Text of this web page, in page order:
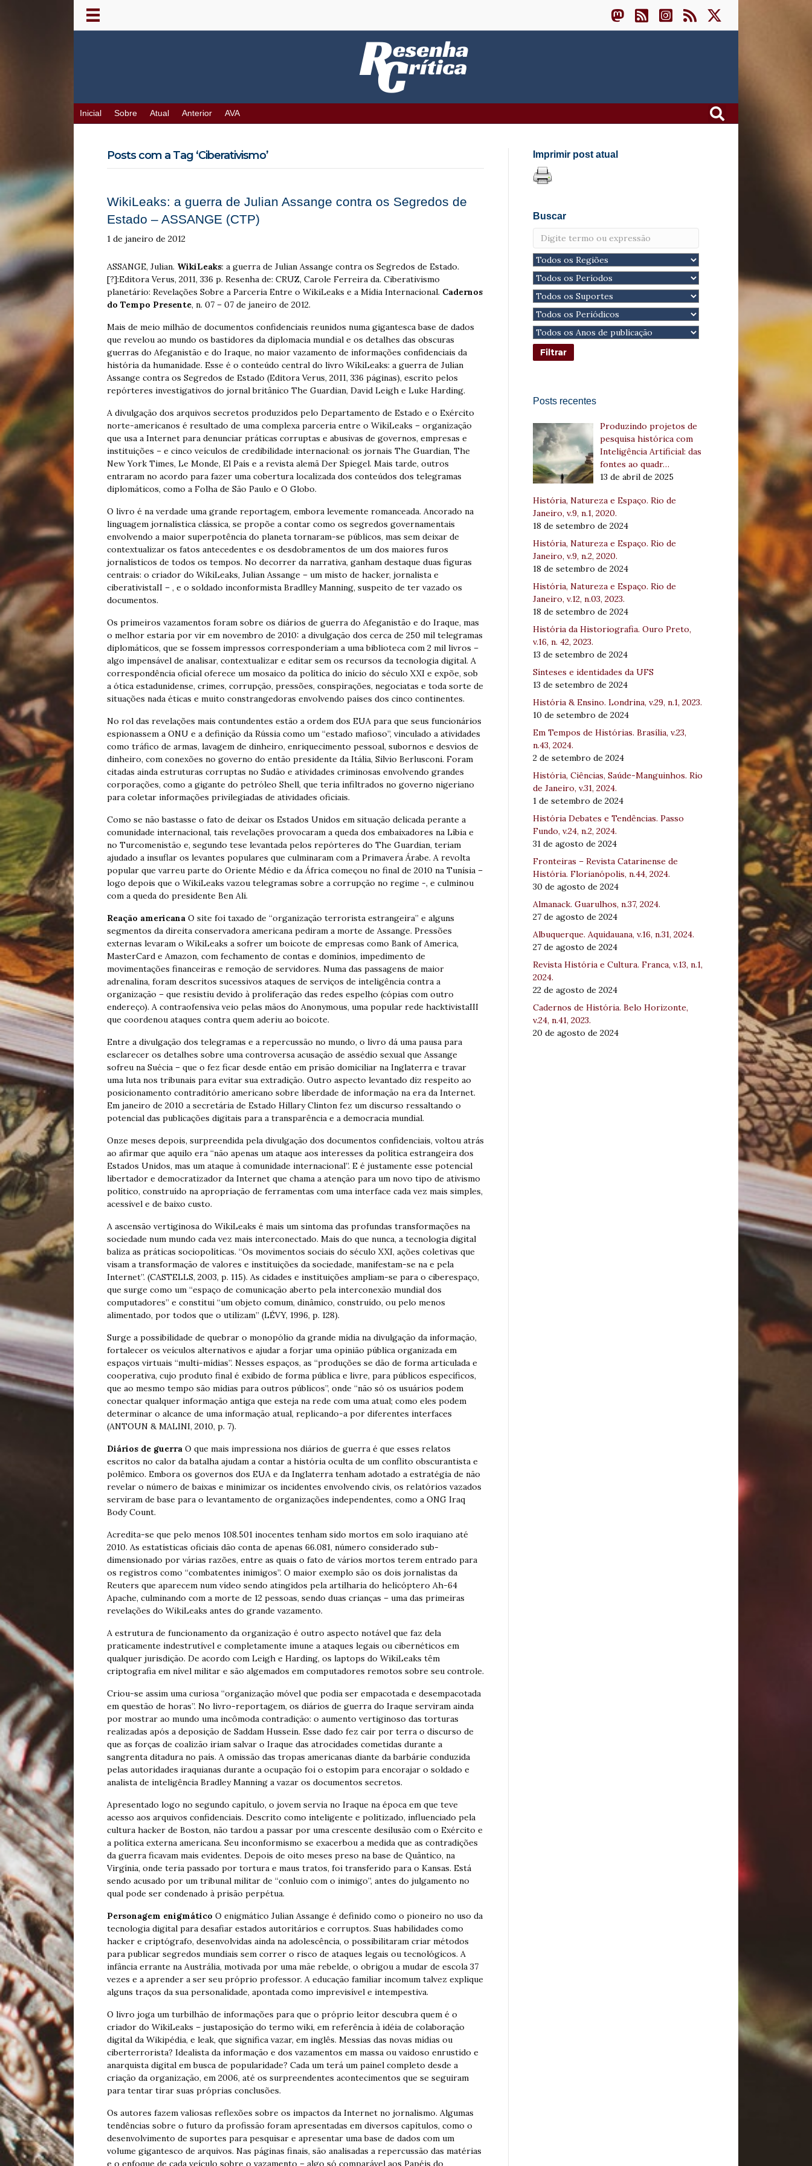
Inicial Sobre Atual Anterior AVA
Posts com a Tag ‘Ciberativismo’
WikiLeaks: a guerra de Julian Assange contra os Segredos de
Estado – ASSANGE (CTP)
1 de janeiro de 2012
ASSANGE, Julian. WikiLeaks: a guerra de Julian Assange contra os Segredos de Estado.
[?]:Editora Verus, 2011, 336 p. Resenha de: CRUZ, Carole Ferreira da. Ciberativismo
planetário: Revelações Sobre a Parceria Entre o WikiLeaks e a Mídia Internacional. Cadernos
do Tempo Presente, n. 07 – 07 de janeiro de 2012.
Mais de meio milhão de documentos confidenciais reunidos numa gigantesca base de dados
que revelou ao mundo os bastidores da diplomacia mundial e os detalhes das obscuras
guerras do Afeganistão e do Iraque, no maior vazamento de informações confidenciais da
história da humanidade. Esse é o conteúdo central do livro WikiLeaks: a guerra de Julian
Assange contra os Segredos de Estado (Editora Verus, 2011, 336 páginas), escrito pelos
repórteres investigativos do jornal britânico The Guardian, David Leigh e Luke Harding.
A divulgação dos arquivos secretos produzidos pelo Departamento de Estado e o Exército
norte-americanos é resultado de uma complexa parceria entre o WikiLeaks – organização
que usa a Internet para denunciar práticas corruptas e abusivas de governos, empresas e
instituições – e cinco veículos de credibilidade internacional: os jornais The Guardian, The
New York Times, Le Monde, El País e a revista alemã Der Spiegel. Mais tarde, outros
entraram no acordo para fazer uma cobertura localizada dos conteúdos dos telegramas
diplomáticos, como a Folha de São Paulo e O Globo.
O livro é na verdade uma grande reportagem, embora levemente romanceada. Ancorado na
linguagem jornalística clássica, se propõe a contar como os segredos governamentais
envolvendo a maior superpotência do planeta tornaram-se públicos, mas sem deixar de
contextualizar os fatos antecedentes e os desdobramentos de um dos maiores furos
jornalísticos de todos os tempos. No decorrer da narrativa, ganham destaque duas figuras
centrais: o criador do WikiLeaks, Julian Assange – um misto de hacker, jornalista e
ciberativistaII – , e o soldado inconformista Bradlley Manning, suspeito de ter vazado os
documentos.
Os primeiros vazamentos foram sobre os diários de guerra do Afeganistão e do Iraque, mas
o melhor estaria por vir em novembro de 2010: a divulgação dos cerca de 250 mil telegramas
diplomáticos, que se fossem impressos corresponderiam a uma biblioteca com 2 mil livros –
algo impensável de analisar, contextualizar e editar sem os recursos da tecnologia digital. A
correspondência oficial oferece um mosaico da política do início do século XXI e expõe, sob
a ótica estadunidense, crimes, corrupção, pressões, conspirações, negociatas e toda sorte de
situações nada éticas e muito constrangedoras envolvendo países dos cinco continentes.
No rol das revelações mais contundentes estão a ordem dos EUA para que seus funcionários
espionassem a ONU e a definição da Rússia como um “estado mafioso”, vinculado a atividades
como tráfico de armas, lavagem de dinheiro, enriquecimento pessoal, subornos e desvios de
dinheiro, com conexões no governo do então presidente da Itália, Silvio Berlusconi. Foram
citadas ainda estruturas corruptas no Sudão e atividades criminosas envolvendo grandes
corporações, como a gigante do petróleo Shell, que teria infiltrados no governo nigeriano
para coletar informações privilegiadas de atividades oficiais.
Como se não bastasse o fato de deixar os Estados Unidos em situação delicada perante a
comunidade internacional, tais revelações provocaram a queda dos embaixadores na Líbia e
no Turcomenistão e, segundo tese levantada pelos repórteres do The Guardian, teriam
ajudado a insuflar os levantes populares que culminaram com a Primavera Árabe. A revolta
popular que varreu parte do Oriente Médio e da África começou no final de 2010 na Tunísia –
logo depois que o WikiLeaks vazou telegramas sobre a corrupção no regime -, e culminou
com a queda do presidente Ben Ali.
Reação americana O site foi taxado de “organização terrorista estrangeira” e alguns
segmentos da direita conservadora americana pediram a morte de Assange. Pressões
externas levaram o WikiLeaks a sofrer um boicote de empresas como Bank of America,
MasterCard e Amazon, com fechamento de contas e domínios, impedimento de
movimentações financeiras e remoção de servidores. Numa das passagens de maior
adrenalina, foram descritos sucessivos ataques de serviços de inteligência contra a
organização – que resistiu devido à proliferação das redes espelho (cópias com outro
endereço). A contraofensiva veio pelas mãos do Anonymous, uma popular rede hacktivistaIII
que coordenou ataques contra quem aderiu ao boicote.
Entre a divulgação dos telegramas e a repercussão no mundo, o livro dá uma pausa para
esclarecer os detalhes sobre uma controversa acusação de assédio sexual que Assange
sofreu na Suécia – que o fez ficar desde então em prisão domiciliar na Inglaterra e travar
uma luta nos tribunais para evitar sua extradição. Outro aspecto levantado diz respeito ao
posicionamento contraditório americano sobre liberdade de informação na era da Internet.
Em janeiro de 2010 a secretária de Estado Hillary Clinton fez um discurso ressaltando o
potencial das publicações digitais para a transparência e a democracia mundial.
Onze meses depois, surpreendida pela divulgação dos documentos confidenciais, voltou atrás
ao afirmar que aquilo era “não apenas um ataque aos interesses da política estrangeira dos
Estados Unidos, mas um ataque à comunidade internacional”. E é justamente esse potencial
libertador e democratizador da Internet que chama a atenção para um novo tipo de ativismo
político, construído na apropriação de ferramentas com uma interface cada vez mais simples,
acessível e de baixo custo.
A ascensão vertiginosa do WikiLeaks é mais um sintoma das profundas transformações na
sociedade num mundo cada vez mais interconectado. Mais do que nunca, a tecnologia digital
baliza as práticas sociopolíticas. “Os movimentos sociais do século XXI, ações coletivas que
visam a transformação de valores e instituições da sociedade, manifestam-se na e pela
Internet”. (CASTELLS, 2003, p. 115). As cidades e instituições ampliam-se para o ciberespaço,
que surge como um “espaço de comunicação aberto pela interconexão mundial dos
computadores” e constitui “um objeto comum, dinâmico, construído, ou pelo menos
alimentado, por todos que o utilizam” (LÉVY, 1996, p. 128).
Surge a possibilidade de quebrar o monopólio da grande mídia na divulgação da informação,
fortalecer os veículos alternativos e ajudar a forjar uma opinião pública organizada em
espaços virtuais “multi-mídias”. Nesses espaços, as “produções se dão de forma articulada e
cooperativa, cujo produto final é exibido de forma pública e livre, para públicos específicos,
que ao mesmo tempo são mídias para outros públicos”, onde “não só os usuários podem
conectar qualquer informação antiga que esteja na rede com uma atual; como eles podem
determinar o alcance de uma informação atual, replicando-a por diferentes interfaces
(ANTOUN & MALINI, 2010, p. 7).
Diários de guerra O que mais impressiona nos diários de guerra é que esses relatos
escritos no calor da batalha ajudam a contar a história oculta de um conflito obscurantista e
polêmico. Embora os governos dos EUA e da Inglaterra tenham adotado a estratégia de não
revelar o número de baixas e minimizar os incidentes envolvendo civis, os relatórios vazados
serviram de base para o levantamento de organizações independentes, como a ONG Iraq
Body Count.
Acredita-se que pelo menos 108.501 inocentes tenham sido mortos em solo iraquiano até
2010. As estatísticas oficiais dão conta de apenas 66.081, número considerado sub-
dimensionado por várias razões, entre as quais o fato de vários mortos terem entrado para
os registros como “combatentes inimigos”. O maior exemplo são os dois jornalistas da
Reuters que aparecem num vídeo sendo atingidos pela artilharia do helicóptero Ah-64
Apache, culminando com a morte de 12 pessoas, sendo duas crianças – uma das primeiras
revelações do WikiLeaks antes do grande vazamento.
A estrutura de funcionamento da organização é outro aspecto notável que faz dela
praticamente indestrutível e completamente imune a ataques legais ou cibernéticos em
qualquer jurisdição. De acordo com Leigh e Harding, os laptops do WikiLeaks têm
criptografia em nível militar e são algemados em computadores remotos sobre seu controle.
Criou-se assim uma curiosa “organização móvel que podia ser empacotada e desempacotada
em questão de horas”. No livro-reportagem, os diários de guerra do Iraque serviram ainda
por mostrar ao mundo uma incômoda contradição: o aumento vertiginoso das torturas
realizadas após a deposição de Saddam Hussein. Esse dado fez cair por terra o discurso de
que as forças de coalizão iriam salvar o Iraque das atrocidades cometidas durante a
sangrenta ditadura no país. A omissão das tropas americanas diante da barbárie conduzida
pelas autoridades iraquianas durante a ocupação foi o estopim para encorajar o soldado e
analista de inteligência Bradley Manning a vazar os documentos secretos.
Apresentado logo no segundo capítulo, o jovem servia no Iraque na época em que teve
acesso aos arquivos confidenciais. Descrito como inteligente e politizado, influenciado pela
cultura hacker de Boston, não tardou a passar por uma crescente desilusão com o Exército e
a política externa americana. Seu inconformismo se exacerbou a medida que as contradições
da guerra ficavam mais evidentes. Depois de oito meses preso na base de Quântico, na
Virgínia, onde teria passado por tortura e maus tratos, foi transferido para o Kansas. Está
sendo acusado por um tribunal militar de “conluio com o inimigo”, antes do julgamento no
qual pode ser condenado à prisão perpétua.
Personagem enigmático O enigmático Julian Assange é definido como o pioneiro no uso da
tecnologia digital para desafiar estados autoritários e corruptos. Suas habilidades como
hacker e criptógrafo, desenvolvidas ainda na adolescência, o possibilitaram criar métodos
para publicar segredos mundiais sem correr o risco de ataques legais ou tecnológicos. A
infância errante na Austrália, motivada por uma mãe rebelde, o obrigou a mudar de escola 37
vezes e a aprender a ser seu próprio professor. A educação familiar incomum talvez explique
alguns traços da sua personalidade, apontada como imprevisível e intempestiva.
O livro joga um turbilhão de informações para que o próprio leitor descubra quem é o
criador do WikiLeaks – justaposição do termo wiki, em referência à idéia de colaboração
digital da Wikipédia, e leak, que significa vazar, em inglês. Messias das novas mídias ou
ciberterrorista? Idealista da informação e dos vazamentos em massa ou vaidoso enrustido e
anarquista digital em busca de popularidade? Cada um terá um painel completo desde a
criação da organização, em 2006, até os surpreendentes acontecimentos que se seguiram
para tentar tirar suas próprias conclusões.
Os autores fazem valiosas reflexões sobre os impactos da Internet no jornalismo. Algumas
tendências sobre o futuro da profissão foram apresentadas em diversos capítulos, como o
desenvolvimento de suportes para pesquisar e apresentar uma base de dados com um
volume gigantesco de arquivos. Nas páginas finais, são analisadas a repercussão das matérias
e o enfoque de cada veículo sobre o vazamento – algo só comparável aos Papéis do
Imprimir post atual
Buscar
Posts recentes
Produzindo projetos de
pesquisa histórica com
Inteligência Artificial: das
fontes ao quadr…
13 de abril de 2025
História, Natureza e Espaço. Rio de
Janeiro, v.9, n.1, 2020.
18 de setembro de 2024
História, Natureza e Espaço. Rio de
Janeiro, v.9, n.2, 2020.
18 de setembro de 2024
História, Natureza e Espaço. Rio de
Janeiro, v.12, n.03, 2023.
18 de setembro de 2024
História da Historiografia. Ouro Preto,
v.16, n. 42, 2023.
13 de setembro de 2024
Sínteses e identidades da UFS
13 de setembro de 2024
História & Ensino. Londrina, v.29, n.1, 2023.
10 de setembro de 2024
Em Tempos de Histórias. Brasília, v.23,
n.43, 2024.
2 de setembro de 2024
História, Ciências, Saúde-Manguinhos. Rio
de Janeiro, v.31, 2024.
1 de setembro de 2024
História Debates e Tendências. Passo
Fundo, v.24, n.2, 2024.
31 de agosto de 2024
Fronteiras – Revista Catarinense de
História. Florianópolis, n.44, 2024.
30 de agosto de 2024
Almanack. Guarulhos, n.37, 2024.
27 de agosto de 2024
Albuquerque. Aquidauana, v.16, n.31, 2024.
27 de agosto de 2024
Revista História e Cultura. Franca, v.13, n.1,
2024.
22 de agosto de 2024
Cadernos de História. Belo Horizonte,
v.24, n.41, 2023.
20 de agosto de 2024